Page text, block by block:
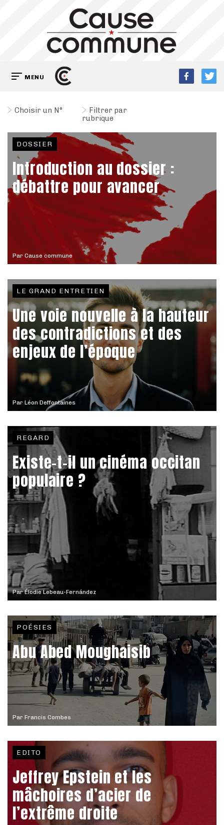
MENU
Choisir un N°
Filtrer par
rubrique
Par Cause commune
DOSSIER
Introduction au dossier :
débattre pour avancer
Par Léon Deffontaines
LE GRAND ENTRETIEN
Une voie nouvelle à la hauteur
des contradictions et des
enjeux de l’époque
ParÉlodie Lebeau-Fernández
REGARD
Existe-t-il un cinéma occitan
populaire ?
Par Francis Combes
POÉSIES
Abu Abed Moughaisib
EDITO
Jeffrey Epstein et les
mâchoires d’acier de
l’extrême droite